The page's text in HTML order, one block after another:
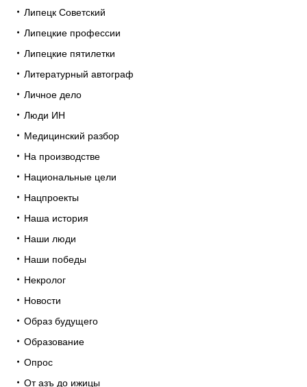
Липецк Советский
Липецкие профессии
Липецкие пятилетки
Литературный автограф
Личное дело
Люди ИН
Медицинский разбор
На производстве
Национальные цели
Нацпроекты
Наша история
Наши люди
Наши победы
Некролог
Новости
Образ будущего
Образование
Опрос
От азъ до ижицы